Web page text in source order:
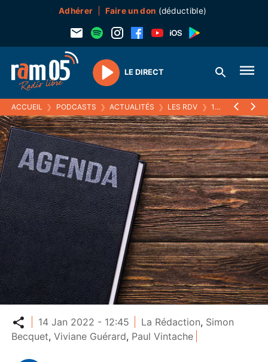
Adhérer Faire un don (déductible)
Play
LE DIRECT
ACCUEIL ❯ PODCASTS ❯ ACTUALITÉS ❯ LES RDV ❯ 14 JANVIER 2022
Partager
14 Jan 2022 - 12:45 La Rédaction, Simon
Becquet,Viviane Guérard, Paul Vintache